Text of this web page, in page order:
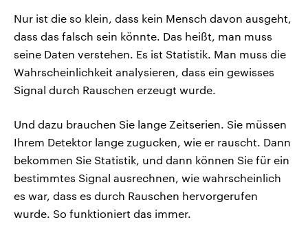
Nur ist die so klein, dass kein Mensch davon ausgeht,
dass das falsch sein könnte. Das heißt, man muss
seine Daten verstehen. Es ist Statistik. Man muss die
Wahrscheinlichkeit analysieren, dass ein gewisses
Signal durch Rauschen erzeugt wurde.
Und dazu brauchen Sie lange Zeitserien. Sie müssen
Ihrem Detektor lange zugucken, wie er rauscht. Dann
bekommen Sie Statistik, und dann können Sie für ein
bestimmtes Signal ausrechnen, wie wahrscheinlich
es war, dass es durch Rauschen hervorgerufen
wurde. So funktioniert das immer.